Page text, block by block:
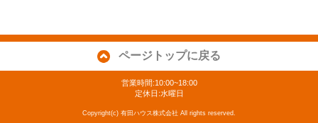
ページトップに戻る
営業時間:10:00~18:00
定休日:水曜日
Copyright(c) 有田ハウス株式会社 All rights reserved.